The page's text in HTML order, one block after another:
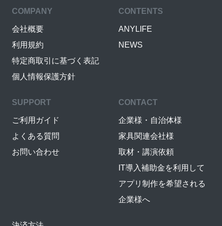
COMPANY
会社概要
利用規約
特定商取引に基づく表記
個人情報保護方針
CONTENTS
ANYLIFE
NEWS
SUPPORT
ご利用ガイド
よくある質問
お問い合わせ
CONTACT
企業様・自治体様
家具関連会社様
取材・講演依頼
IT導入補助金を利用して
アプリ制作を希望される
企業様へ